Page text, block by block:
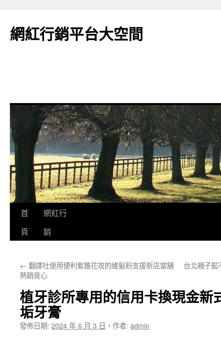
網紅行銷平台大空間
跳
要
首
頁
網紅行
銷
← 翻譯社使用便利紫錐花攻的維髮粉支援新店當舖
熱銷背心
台北親子館
植牙診所專用的信用卡換現金新
垢牙膏
發佈日期: 2024 年 6 月 3 日 ， 作者: admin